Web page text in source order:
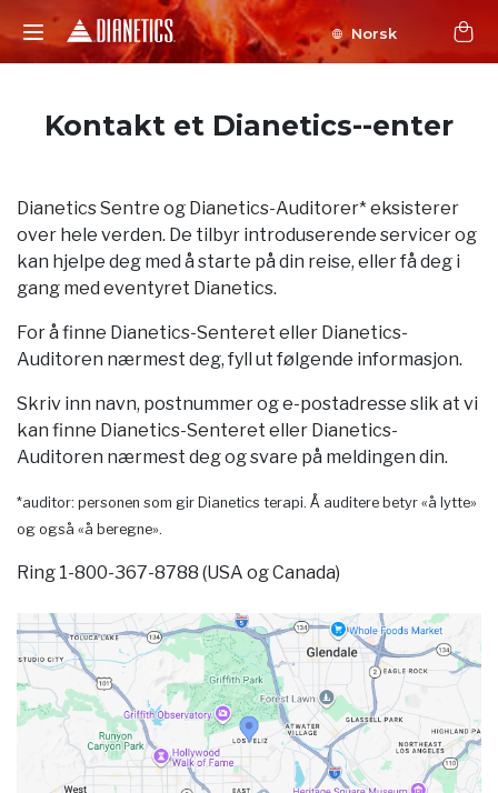
Norsk
Kontakt et Dianetics--enter
Dianetics Sentre og Dianetics-Auditorer* eksisterer
over hele verden. De tilbyr introduserende servicer og
kan hjelpe deg med å starte på din reise, eller få deg i
gang med eventyret Dianetics.
For å finne Dianetics-Senteret eller Dianetics-
Auditoren nærmest deg, fyll ut følgende informasjon.
Skriv inn navn, postnummer og e-postadresse slik at vi
kan finne Dianetics-Senteret eller Dianetics-
Auditoren nærmest deg og svare på meldingen din.
*auditor: personen som gir Dianetics terapi. Å auditere betyr «å lytte»
og også «å beregne».
Ring 1-800-367-8788 (USA og Canada)